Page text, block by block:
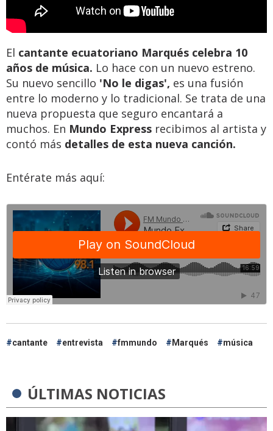
El cantante ecuatoriano Marqués celebra 10
años de música. Lo hace con un nuevo estreno.
Su nuevo sencillo 'No le digas', es una fusión
entre lo moderno y lo tradicional. Se trata de una
nueva propuesta que seguro encantará a
muchos. En Mundo Express recibimos al artista y
contó más detalles de esta nueva canción.
Entérate más aquí:
cantante entrevista fmmundo Marqués música
ÚLTIMAS NOTICIAS